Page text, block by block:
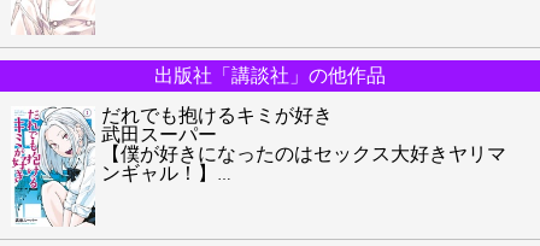
出版社「講談社」の他作品
だれでも抱けるキミが好き
武田スーパー
【僕が好きになったのはセックス大好きヤリマ
ンギャル！】
…